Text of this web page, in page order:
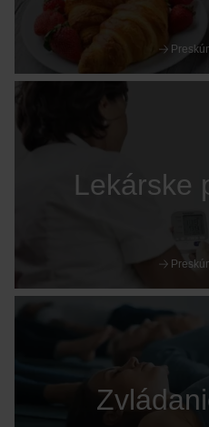
Lekárske